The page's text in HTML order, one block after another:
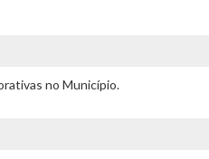
no Município.